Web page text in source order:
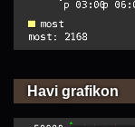
Havi grafikon